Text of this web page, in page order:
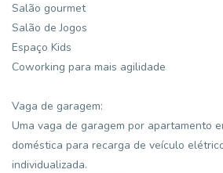
Salão gourmet
Salão de Jogos
Espaço Kids
Coworking para mais agilidade
Vaga de garagem:
Uma vaga de garagem por apartamento
doméstica para recarga de veículo
individualizada.